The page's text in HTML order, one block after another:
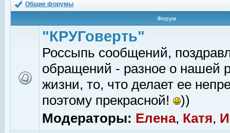
Общие форумы
Форум
"КРУГоверть"
Россыпь сообщений,
обращений - разное о нашей
жизни, то, что делает ее
поэтому прекрасной!
))
Модераторы: Елена, Катя,